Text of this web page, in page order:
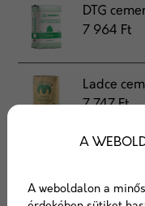
DTG
7 964 Ft
Ladce
7 747 Ft
Nexe
A
A weboldalon a